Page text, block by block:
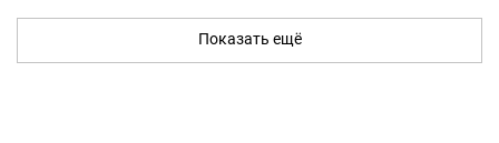
Показать ещё